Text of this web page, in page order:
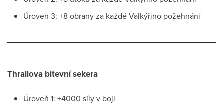
Úroveň 3: +8 obrany za každé Valkýřino požehnání
Thrallova bitevní sekera
Úroveň 1: +4000 síly v boji